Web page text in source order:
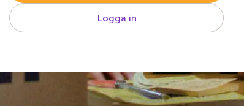
Logga in